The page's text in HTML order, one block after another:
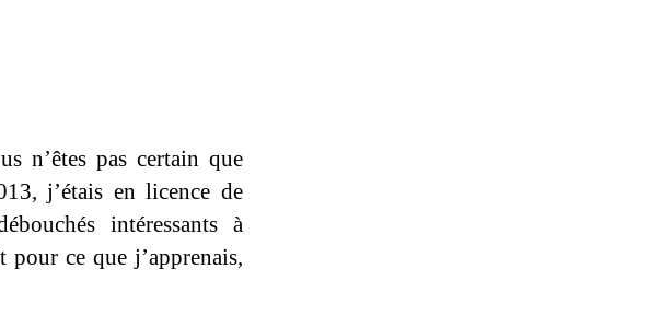
n’êtes pas certain que
j’étais en licence de
intéressants à
pour ce que j’apprenais,